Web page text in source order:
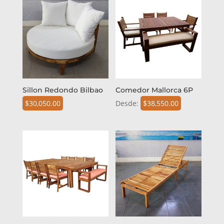
Sillon Redondo Bilbao
$30,050.00
Comedor Mallorca 6P
Desde: $38,550.00